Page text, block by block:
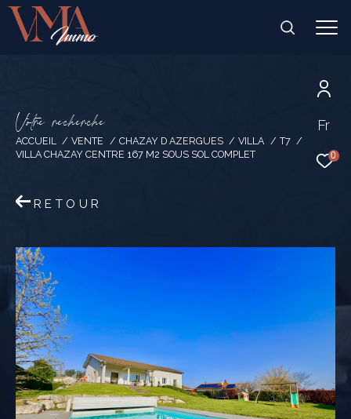
Fr
0
Votre recherche
ACCUEIL VENTE CHAZAY D AZERGUES VILLA
T7
VILLA CHAZAY CENTRE 167 M2 SOUS SOL COMPLET
RETOUR